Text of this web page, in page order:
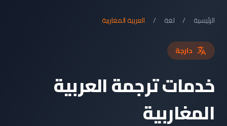
الرئيسية / لغة / العربية المغاربية
دارجة
خدمات ترجمة العربية
المغاربية